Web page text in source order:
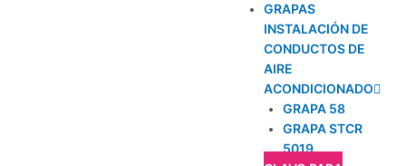
GRAPAS
INSTALACIÓN DE
CONDUCTOS DE
AIRE
ACONDICIONADO
GRAPA 58
GRAPA STCR
5019